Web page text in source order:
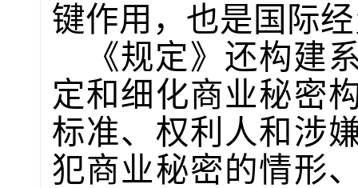
键作用，也是国际
《规定》还构建
定和细化商业秘密
标准、权利人和涉
犯商业秘密的情形